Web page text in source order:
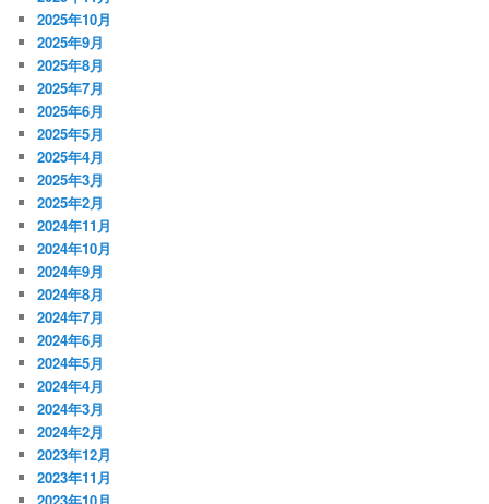
2025年10月
2025年9月
2025年8月
2025年7月
2025年6月
2025年5月
2025年4月
2025年3月
2025年2月
2024年11月
2024年10月
2024年9月
2024年8月
2024年7月
2024年6月
2024年5月
2024年4月
2024年3月
2024年2月
2023年12月
2023年11月